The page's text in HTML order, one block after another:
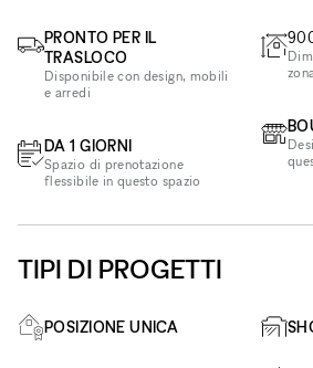
PRONTO PER IL
TRASLOCO
Disponibile con design, mobili
e arredi
DA 1 GIORNI
Spazio di prenotazione
flessibile in questo spazio
zona
TIPI DI PROGETTI
POSIZIONE UNICA